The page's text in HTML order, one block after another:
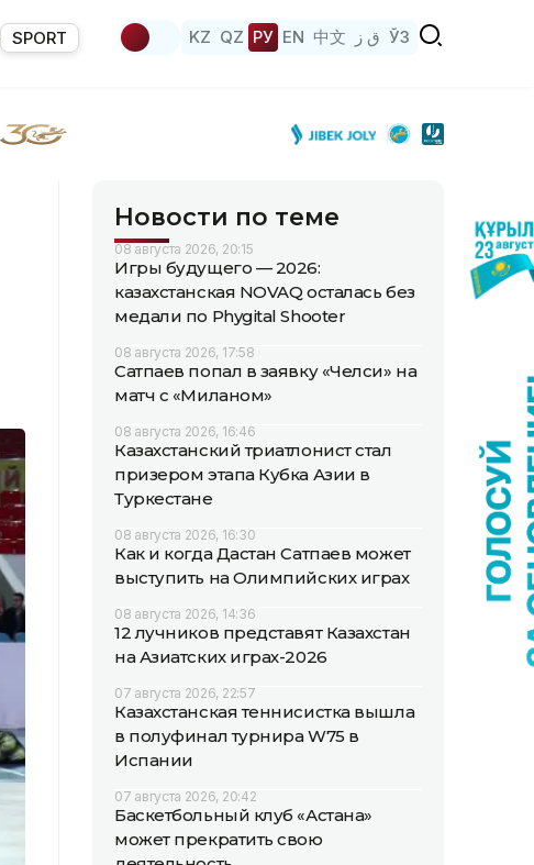
SPORT KZ QZ РУ EN 中文 ق ز ЎЗ
Новости по теме
08 августа 2026, 20:15
Игры будущего — 2026:
казахстанская NOVAQ осталась без
медали по Phygital Shooter
08 августа 2026, 17:58
Сатпаев попал в заявку «Челси» на
матч с «Миланом»
08 августа 2026, 16:46
Казахстанский триатлонист стал
призером этапа Кубка Азии в
Туркестане
08 августа 2026, 16:30
Как и когда Дастан Сатпаев может
выступить на Олимпийских играх
08 августа 2026, 14:36
12 лучников представят Казахстан
на Азиатских играх-2026
07 августа 2026, 22:57
Казахстанская теннисистка вышла
в полуфинал турнира W75 в
Испании
07 августа 2026, 20:42
Баскетбольный клуб «Астана»
может прекратить свою